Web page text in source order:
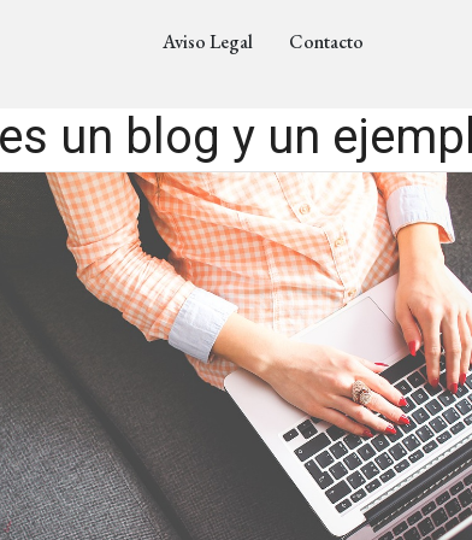
Aviso Legal Contacto
un blog y un